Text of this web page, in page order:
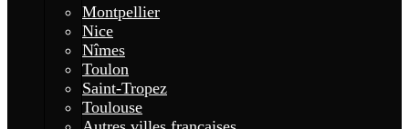
Montpellier
Nice
Nîmes
Toulon
Saint-Tropez
Toulouse